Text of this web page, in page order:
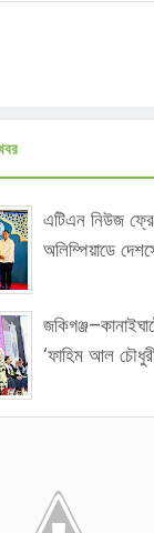
এটিএন নিউজ
অলিম্পিয়াডে
‘ফাহিম আল